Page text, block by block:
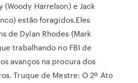
Harrelson) e Jack
estão foragidos.Eles
de Dylan Rhodes (Mark
trabalhando no FBI de
avanços na procura dos
Truque de Mestre: O 2º Ato